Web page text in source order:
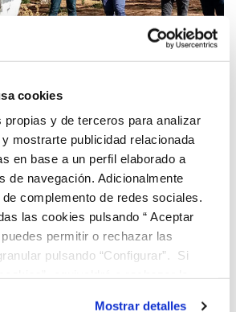
cookies
y de terceros para analizar
mostrarte publicidad relacionada
en base a un perfil elaborado a
de navegación. Adicionalmente
complemento de redes sociales.
las cookies pulsando “ Aceptar
puedes permitir o rechazar las
pulsando “Configurar”. Si
Mostrar detalles
capacidad de adaptación de
climático